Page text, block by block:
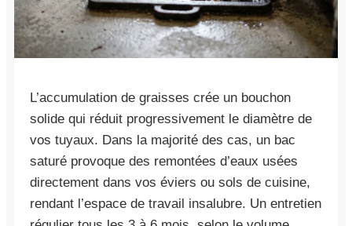
L’accumulation de graisses crée un bouchon
solide qui réduit progressivement le diamètre de
vos tuyaux. Dans la majorité des cas, un bac
saturé provoque des remontées d’eaux usées
directement dans vos éviers ou sols de cuisine,
rendant l’espace de travail insalubre. Un entretien